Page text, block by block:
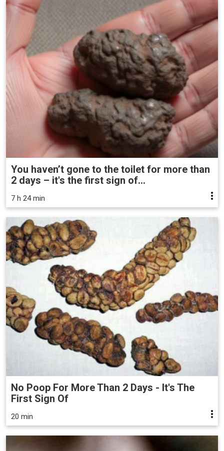
You haven’t gone to the toilet for more than
2 days – it's the first sign of...
7 h 24 min
No Poop For More Than 2 Days - It's The
First Sign Of
20 min